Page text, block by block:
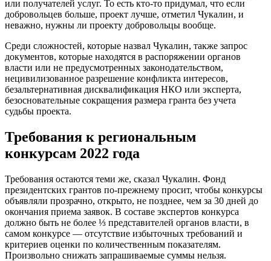
или получателей услуг. То есть кто-то придумал, что если
добровольцев больше, проект лучше, отметил Чукалин, и
неважно, нужны ли проекту добровольцы вообще.
Среди сложностей, которые назвал Чукалин, также запрос
документов, которые находятся в распоряжении органов
власти или не предусмотренных законодательством,
нецивилизованное разрешение конфликта интересов,
безальтернативная дисквалификация НКО или эксперта,
безосновательные сокращения размера гранта без учета
судьбы проекта.
Требования к региональным
конкурсам 2022 года
Требования остаются теми же, сказал Чукалин. Фонд
президентских грантов по-прежнему просит, чтобы конкурсы
объявляли прозрачно, открыто, не позднее, чем за 30 дней до
окончания приема заявок. В составе экспертов конкурса
должно быть не более ⅓ представителей органов власти, в
самом конкурсе — отсутствие избыточных требований и
критериев оценки по количественным показателям.
Произвольно снижать запрашиваемые суммы нельзя.